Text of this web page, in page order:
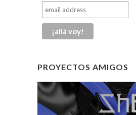
PROYECTOS AMIGOS